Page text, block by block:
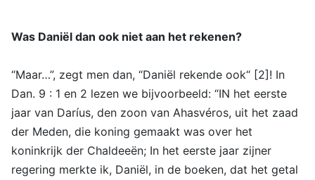
Was Daniël dan ook niet aan het rekenen?
“Maar…”, zegt men dan, “Daniël rekende ook“ [2]! In
Dan. 9 : 1 en 2 lezen we bijvoorbeeld: “IN het eerste
jaar van Daríus, den zoon van Ahasvéros, uit het zaad
der Meden, die koning gemaakt was over het
koninkrijk der Chaldeeën; In het eerste jaar zijner
regering merkte ik, Daniël, in de boeken, dat het getal